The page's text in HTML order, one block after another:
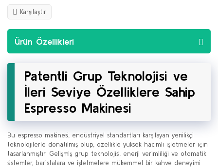
Karşılaştır
Ürün Özellikleri
Patentli Grup Teknolojisi ve
İleri Seviye Özelliklere Sahip
Espresso Makinesi
Bu espresso makinesi, endüstriyel standartları karşılayan yenilikçi
teknolojilerle donatılmış olup, özellikle yüksek hacimli işletmeler için
tasarlanmıştır. Gelişmiş grup teknolojisi, enerji verimliliği ve otomatik
sistemler, baristalara ve işletmelere mükemmel bir kahve deneyimi